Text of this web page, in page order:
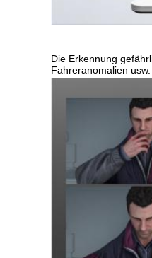
Die Erkennung
Fahreranomalien usw.